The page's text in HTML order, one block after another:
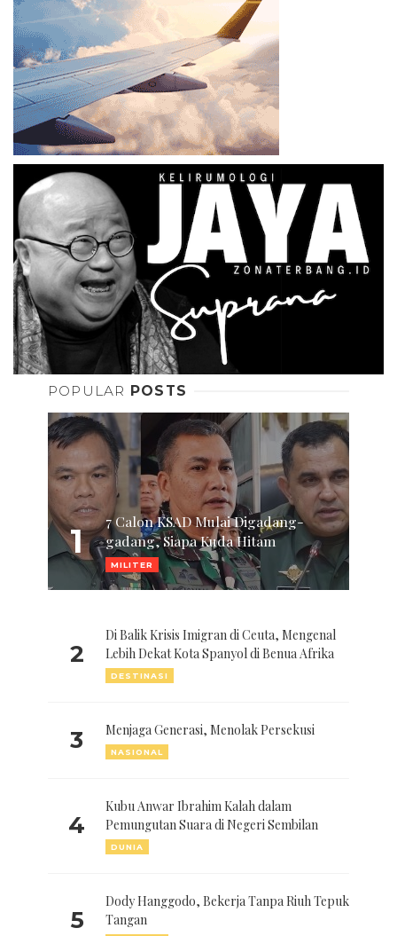
POPULAR POSTS
1
7 Calon KSAD Mulai Digadang-
gadang, Siapa Kuda Hitam
MILITER
2
Di Balik Krisis Imigran di Ceuta, Mengenal
Lebih Dekat Kota Spanyol di Benua Afrika
DESTINASI
3 Menjaga Generasi, Menolak Persekusi
NASIONAL
4
Kubu Anwar Ibrahim Kalah dalam
Pemungutan Suara di Negeri Sembilan
DUNIA
5
Dody Hanggodo, Bekerja Tanpa Riuh Tepuk
Tangan